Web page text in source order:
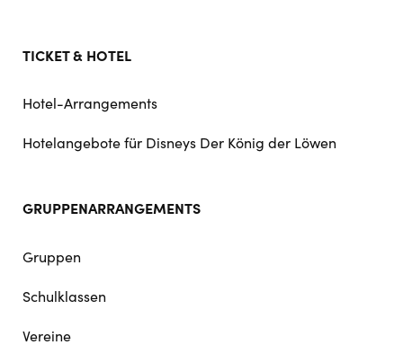
TICKET & HOTEL
Hotel-Arrangements
Hotelangebote für Disneys Der König der Löwen
GRUPPENARRANGEMENTS
Gruppen
Schulklassen
Vereine